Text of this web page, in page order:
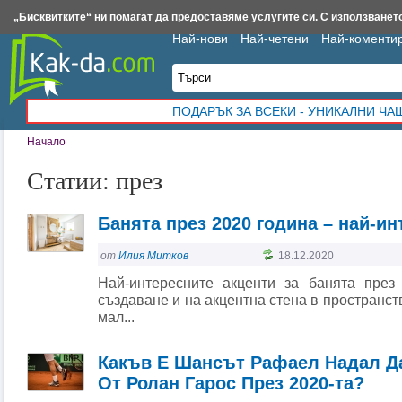
Начало
Статии: през
Банята през 2020 година – най-
от Илия Митков 18.12.2020
Най-интересните акценти за банята
създаване и на акцентна стена в
мал...
Какъв Е Шансът Рафаел Надал
От Ролан Гарос През 2020-та?
Най-нови Най-четени Най-
ПОДАРЪК ЗА ВСЕКИ - УНИКАЛНИ
Insert.bg Framar.bg Kak-da.com Iztochnik.com BauBau.bg NewAge.bg
„Бисквитките“ ни помагат да предоставяме услугите си. С